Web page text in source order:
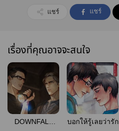
แชร์ แชร์
เรื่องที่คุณอาจจะสนใจ
DOWNFALL
บอกให้รู้เลยว่ารัก